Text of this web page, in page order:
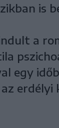
is
a
egy
erdélyi